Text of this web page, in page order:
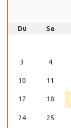
Du Se
3 4
10 11
17 18
24 25